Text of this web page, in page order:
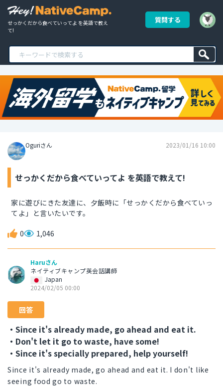
せっかくだから食べていってよ を英語で教え
て!
質問する
Oguriさん 2023/01/16 10:00
せっかくだから食べていってよ を英語で教えて!
家に遊びにきた友達に、夕飯時に「せっかくだから食べていっ
てよ」と言いたいです。
0 1,046
Haruさん
ネイティブキャンプ英会話講師
Japan
2024/02/05 00:00
回答
・Since it's already made, go ahead and eat it.
・Don't let it go to waste, have some!
・Since it's specially prepared, help yourself!
Since it's already made, go ahead and eat it. I don't like
seeing food go to waste.